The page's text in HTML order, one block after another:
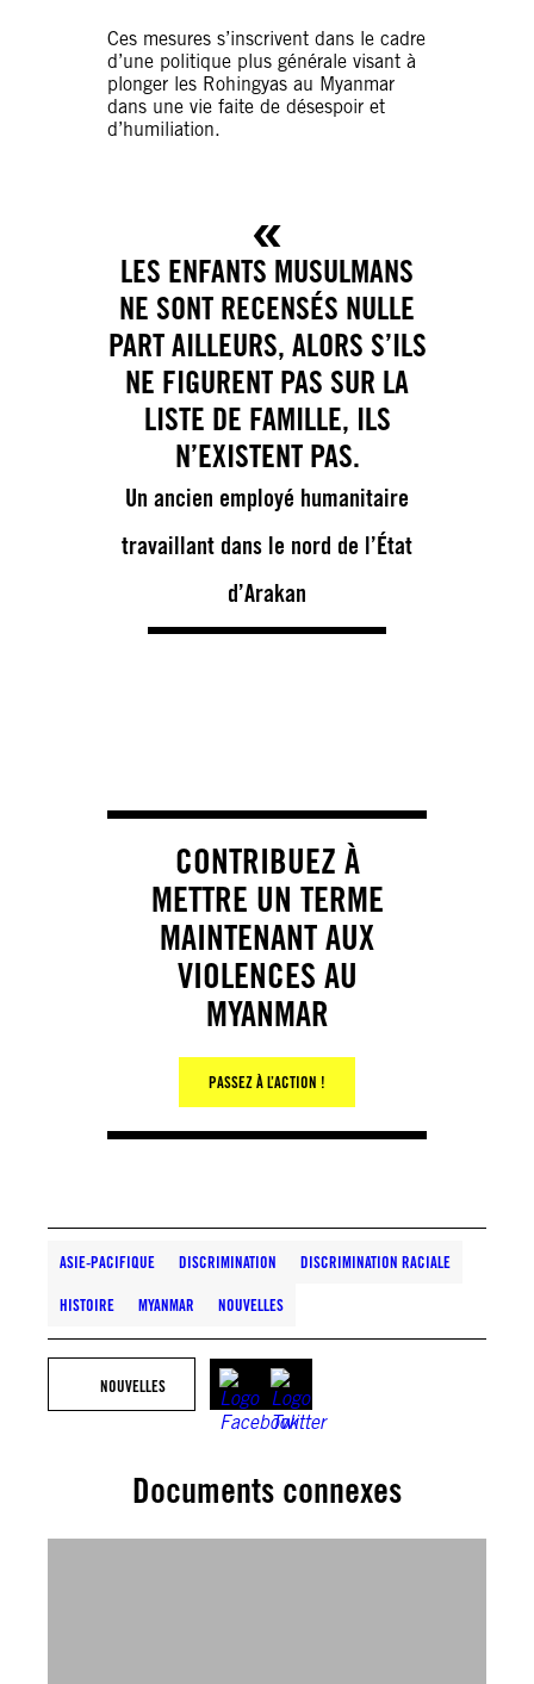
Ces mesures s’inscrivent dans le cadre
d’une politique plus générale visant à
plonger les Rohingyas au Myanmar
dans une vie faite de désespoir et
d’humiliation.
LES ENFANTS MUSULMANS
NE SONT RECENSÉS NULLE
PART AILLEURS, ALORS S’ILS
NE FIGURENT PAS SUR LA
LISTE DE FAMILLE, ILS
N’EXISTENT PAS.
Un ancien employé humanitaire
travaillant dans le nord de l’État
d’Arakan
CONTRIBUEZ À
METTRE UN TERME
MAINTENANT AUX
VIOLENCES AU
MYANMAR
PASSEZ À L’ACTION !
ASIE-PACIFIQUE DISCRIMINATION DISCRIMINATION RACIALE
HISTOIRE MYANMAR NOUVELLES
NOUVELLES
Documents connexes